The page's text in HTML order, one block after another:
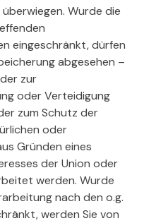
Wurde die
eingeschränkt, dürfen
abgesehen –
zur
oder Verteidigung
zum Schutz der
oder
Gründen eines
der Union oder
werden. Wurde
nach den o.g.
werden Sie von